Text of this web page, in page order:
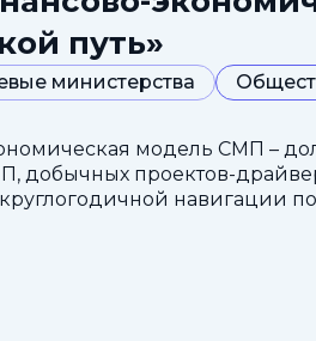
путь»
министерства
модель СМП –
добычных проектов-
навигации